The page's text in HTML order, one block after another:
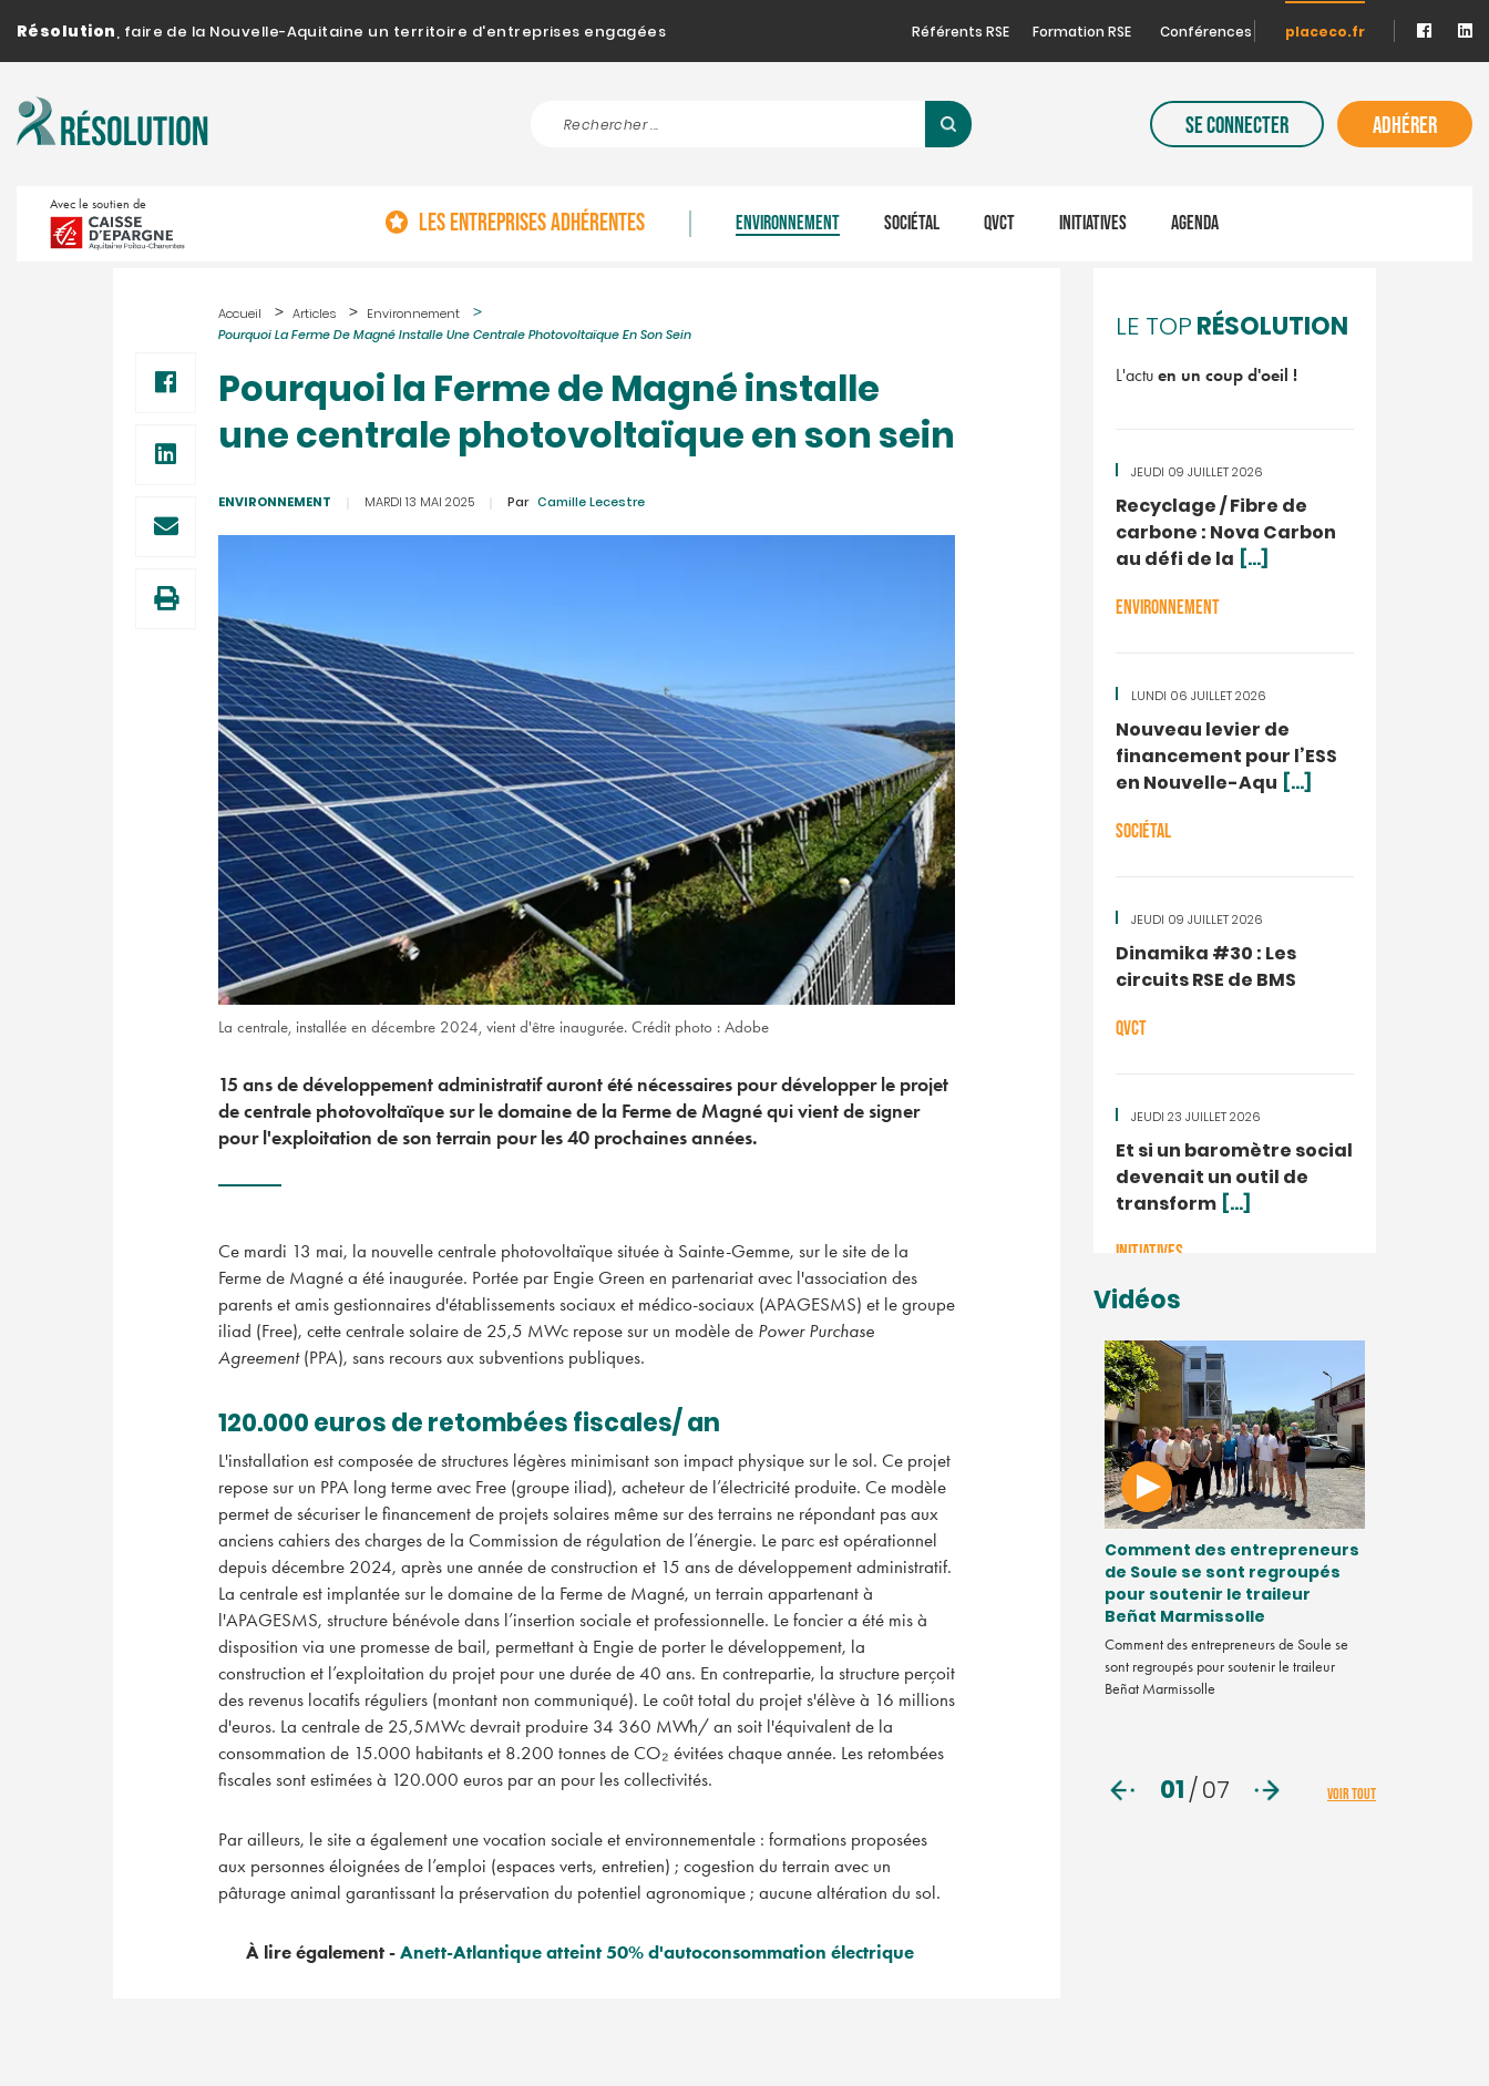
Résolution, faire de la Nouvelle-Aquitaine un territoire d'entreprises engagées Référents RSE Formation RSE Conférences placeco.fr
SE CONNECTER ADHÉRER
Avec le soutien de
LES ENTREPRISES ADHÉRENTES ENVIRONNEMENT SOCIÉTAL QVCT INITIATIVES AGENDA
Accueil Articles
Environnement
Pourquoi La Ferme De Magné Installe Une Centrale Photovoltaïque En Son Sein
Pourquoi la Ferme de Magné installe
une centrale photovoltaïque en son sein
ENVIRONNEMENT MARDI 13 MAI 2025 Par Camille Lecestre
La centrale, installée en décembre 2024, vient d'être inaugurée. Crédit photo : Adobe
15 ans de développement administratif auront été nécessaires pour développer le projet
de centrale photovoltaïque sur le domaine de la Ferme de Magné qui vient de signer
pour l'exploitation de son terrain pour les 40 prochaines années.
Ce mardi 13 mai, la nouvelle centrale photovoltaïque située à Sainte-Gemme, sur le site de la
Ferme de Magné a été inaugurée. Portée par Engie Green en partenariat avec l'association des
parents et amis gestionnaires d'établissements sociaux et médico-sociaux (APAGESMS) et le groupe
iliad (Free), cette centrale solaire de 25,5 MWc repose sur un modèle de Power Purchase
Agreement(PPA), sans recours aux subventions publiques.
120.000 euros de retombées fiscales/ an
L'installation est composée de structures légères minimisant son impact physique sur le sol. Ce projet
repose sur un PPA long terme avec Free (groupe iliad), acheteur de l’électricité produite. Ce modèle
permet de sécuriser le financement de projets solaires même sur des terrains ne répondant pas aux
anciens cahiers des charges de la Commission de régulation de l’énergie. Le parc est opérationnel
depuis décembre 2024, après une année de construction et 15 ans de développement administratif.
La centrale est implantée sur le domaine de la Ferme de Magné, un terrain appartenant à
l'APAGESMS, structure bénévole dans l’insertion sociale et professionnelle. Le foncier a été mis à
disposition via une promesse de bail, permettant à Engie de porter le développement, la
construction et l’exploitation du projet pour une durée de 40 ans. En contrepartie, la structure perçoit
des revenus locatifs réguliers (montant non communiqué). Le coût total du projet s'élève à 16 millions
d'euros. La centrale de 25,5MWc devrait produire 34 360 MWh/ an soit l'équivalent de la
consommation de 15.000 habitants et 8.200 tonnes de CO₂ évitées chaque année. Les retombées
fiscales sont estimées à 120.000 euros par an pour les collectivités.
Par ailleurs, le site a également une vocation sociale et environnementale : formations proposées
aux personnes éloignées de l’emploi (espaces verts, entretien) ; cogestion du terrain avec un
pâturage animal garantissant la préservation du potentiel agronomique ; aucune altération du sol.
À lire également - Anett-Atlantique atteint 50% d'autoconsommation électrique
LE TOPRÉSOLUTION
L'actu en un coup d'oeil !
JEUDI 09 JUILLET 2026
Recyclage / Fibre de
carbone : Nova Carbon
au défi de la [...]
ENVIRONNEMENT
LUNDI 06 JUILLET 2026
Nouveau levier de
financement pour l’ESS
en Nouvelle-Aqu [...]
SOCIÉTAL
JEUDI 09 JUILLET 2026
Dinamika #30 : Les
circuits RSE de BMS
QVCT
JEUDI 23 JUILLET 2026
Et si un baromètre social
devenait un outil de
transform [...]
INITIATIVES
Vidéos
La Minute RSE. Pourquoi
Michelin a-t-il rendu 4,3
millions d'euros à l'État ?
Le fabriquant de pneus Michelin a annoncé
rendre à l'État français 4,3 millions d'euros,
obtenus en 2015 pour l'une de ses usines.
Comment des entrepreneurs
de Soule se sont regroupés
pour soutenir le traileur
Beñat Marmissolle
Comment des entrepreneurs de Soule se
sont regroupés pour soutenir le traileur
Beñat Marmissolle
01/07 VOIR TOUT